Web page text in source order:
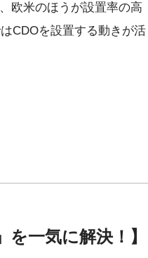
欧米のほうが設置率の高
CDOを設置する動きが活
一気に解決！】